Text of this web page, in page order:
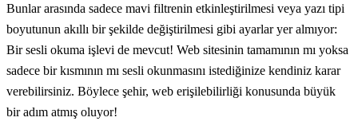
Bunlar arasında sadece mavi filtrenin etkinleştirilmesi veya yazı tipi
boyutunun akıllı bir şekilde değiştirilmesi gibi ayarlar yer almıyor:
Bir sesli okuma işlevi de mevcut! Web sitesinin tamamının mı yoksa
sadece bir kısmının mı sesli okunmasını istediğinize kendiniz karar
verebilirsiniz. Böylece şehir, web erişilebilirliği konusunda büyük
bir adım atmış oluyor!